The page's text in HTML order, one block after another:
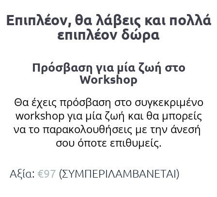
Επιπλέον, θα λάβεις και πολλά
επιπλέον δώρα
Πρόσβαση για μία ζωή στο
Workshop
Θα έχεις πρόσβαση στο συγκεκριμένο
workshop για μία ζωή και θα μπορείς
να το παρακολουθήσεις με την άνεσή
σου όποτε επιθυμείς.
Αξία: €97 (ΣΥΜΠΕΡΙΛΑΜΒΑΝΕΤΑΙ)